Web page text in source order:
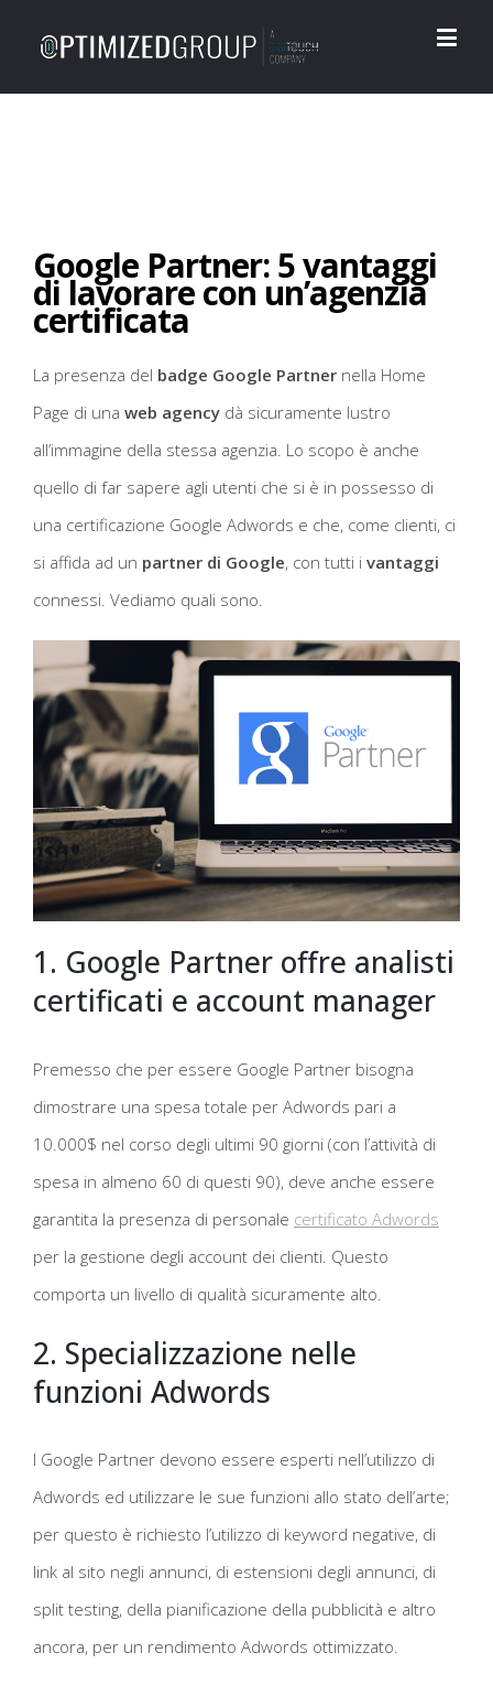
Google Partner: 5 vantaggi
di lavorare con un’agenzia
certificata
La presenza del badge Google Partner nella Home
Page di una web agency dà sicuramente lustro
all’immagine della stessa agenzia. Lo scopo è anche
quello di far sapere agli utenti che si è in possesso di
una certificazione Google Adwords e che, come clienti, ci
si affida ad un partner di Google, con tutti i vantaggi
connessi. Vediamo quali sono.
1. Google Partner offre analisti
certificati e account manager
Premesso che per essere Google Partner bisogna
dimostrare una spesa totale per Adwords pari a
10.000$ nel corso degli ultimi 90 giorni (con l’attività di
spesa in almeno 60 di questi 90), deve anche essere
garantita la presenza di personale certificato Adwords
per la gestione degli account dei clienti. Questo
comporta un livello di qualità sicuramente alto.
2. Specializzazione nelle
funzioni Adwords
I Google Partner devono essere esperti nell’utilizzo di
Adwords ed utilizzare le sue funzioni allo stato dell’arte;
per questo è richiesto l’utilizzo di keyword negative, di
link al sito negli annunci, di estensioni degli annunci, di
split testing, della pianificazione della pubblicità e altro
ancora, per un rendimento Adwords ottimizzato.